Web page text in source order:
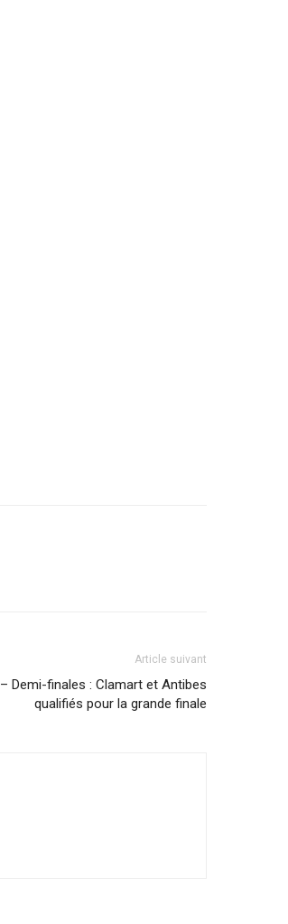
Article suivant
Demi-finales : Clamart et Antibes
qualifiés pour la grande finale